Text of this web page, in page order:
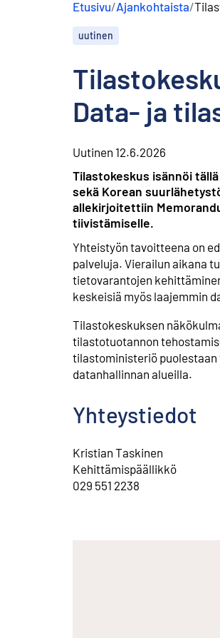
Etusivu/Ajankohtaista/
uutinen
Data- ja
Uutinen 12.6.2026
Tilastokeskus isännöi
sekä Korean
allekirjoitettiin
tiivistämiselle.
Yhteistyön tavoitteena on
palveluja. Vierailun aikana
tietovarantojen
keskeisiä myös laajemmin
Tilastokeskuksen
tilastotuotannon
tilastoministeriö puolestaan
datanhallinnan alueilla.
Yhteystiedot
Kristian Taskinen
⁠Kehittämispäällikkö
⁠029 551 2238